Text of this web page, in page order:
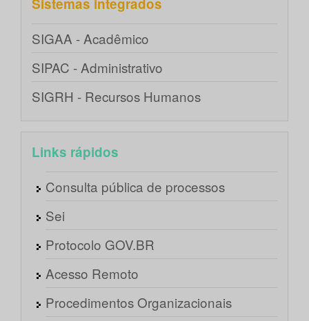
Sistemas integrados
SIGAA - Acadêmico
SIPAC - Administrativo
SIGRH - Recursos Humanos
Links rápidos
Consulta pública de processos
Sei
Protocolo GOV.BR
Acesso Remoto
Procedimentos Organizacionais